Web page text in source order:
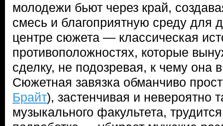
молодежи бьют через край,
смесь и благоприятную среду для
центре сюжета — классическая
противоположностях, которые
сделку, не подозревая, к чему она
Сюжетная завязка обманчиво
Брайт), застенчивая и невероятно
музыкального факультета,